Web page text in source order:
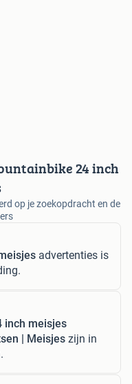
24 inch
op je zoekopdracht en de
advertenties is
inch meisjes
| Meisjes zijn in